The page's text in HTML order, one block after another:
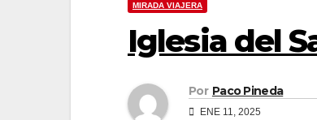
MIRADA VIAJERA
Iglesia del
Por Paco Pineda
ENE 11, 2025